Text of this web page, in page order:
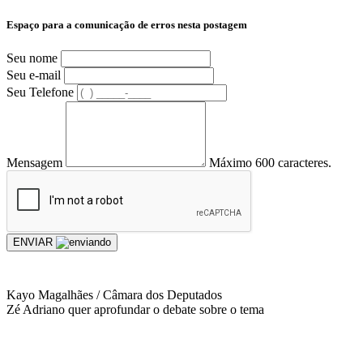
Espaço para a comunicação de erros nesta postagem
Seu nome
Seu e-mail
Seu Telefone
Mensagem Máximo 600 caracteres.
ENVIAR
Kayo Magalhães / Câmara dos Deputados
Zé Adriano quer aprofundar o debate sobre o tema